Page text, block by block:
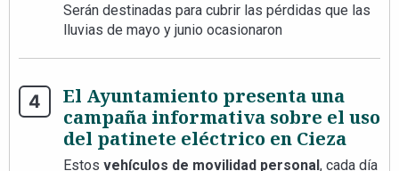
Serán destinadas para cubrir las pérdidas que las
lluvias de mayo y junio ocasionaron
El Ayuntamiento presenta una
campaña informativa sobre el uso
del patinete eléctrico en Cieza
Estos vehículos de movilidad personal, cada día